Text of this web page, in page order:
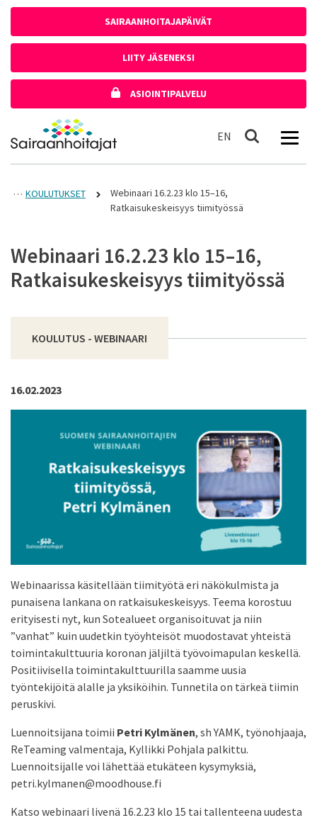
SAIRAANHOITAJAPÄIVÄT
LIITY JÄSENEKSI
ASIOINTIPALVELU
Etusivulle
EN In English
Haku
KOULUTUKSET
Webinaari 16.2.23 klo 15–16,
Ratkaisukeskeisyys tiimityössä
Webinaari 16.2.23 klo 15–16,
Ratkaisukeskeisyys tiimityössä
KOULUTUS - WEBINAARI
16.02.2023
Webinaarissa käsitellään tiimityötä eri näkökulmista ja
punaisena lankana on ratkaisukeskeisyys. Teema korostuu
erityisesti nyt, kun Sotealueet organisoituvat ja niin
”vanhat” kuin uudetkin työyhteisöt muodostavat yhteistä
toimintakulttuuria koronan jäljiltä työvoimapulan keskellä.
Positiivisella toimintakulttuurilla saamme uusia
työntekijöitä alalle ja yksiköihin. Tunnetila on tärkeä tiimin
peruskivi.
Luennoitsijana toimii Petri Kylmänen, sh YAMK, työnohjaaja,
ReTeaming valmentaja, Kyllikki Pohjala palkittu.
Luennoitsijalle voi lähettää etukäteen kysymyksiä,
petri.kylmanen@moodhouse.fi
Katso webinaari livenä 16.2.23 klo 15 tai tallenteena uudesta